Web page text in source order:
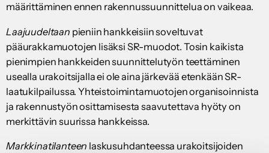
määrittäminen ennen rakennussuunnittelua on vaikeaa.
Laajuudeltaan pieniin hankkeisiin soveltuvat
pääurakkamuotojen lisäksi SR-muodot. Tosin kaikista
pienimpien hankkeiden suunnittelutyön teettäminen
usealla urakoitsijalla ei ole aina järkevää etenkään SR-
laatukilpailussa. Yhteistoimintamuotojen organisoinnista
ja rakennustyön osittamisesta saavutettava hyöty on
merkittävin suurissa hankkeissa.
Markkinatilanteen laskusuhdanteessa urakoitsijoiden